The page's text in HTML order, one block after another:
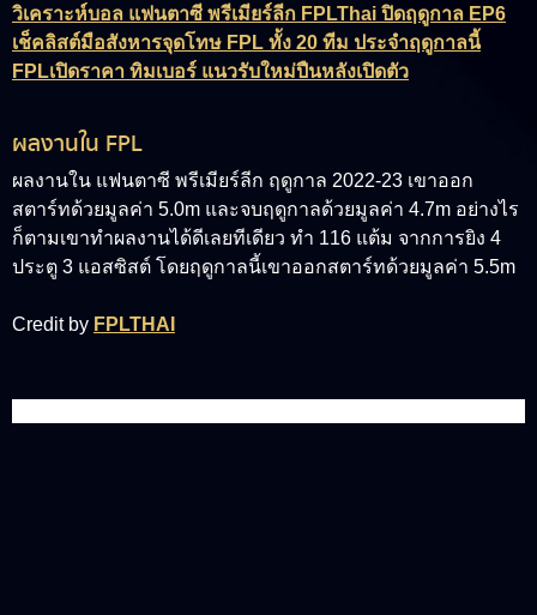
วิเคราะห์บอล แฟนตาซี พรีเมียร์ลีก FPLThai ปิดฤดูกาล EP6
เช็คลิสต์มือสังหารจุดโทษ FPL ทั้ง 20 ทีม ประจำฤดูกาลนี้
FPLเปิดราคา ทิมเบอร์ แนวรับใหม่ปืนหลังเปิดตัว
ผลงานใน FPL
ผลงานใน แฟนตาซี พรีเมียร์ลีก ฤดูกาล 2022-23 เขาออก
สตาร์ทด้วยมูลค่า 5.0m และจบฤดูกาลด้วยมูลค่า 4.7m อย่างไร
ก็ตามเขาทำผลงานได้ดีเลยทีเดียว ทำ 116 แต้ม จากการยิง 4
ประตู 3 แอสซิสต์ โดยฤดูกาลนี้เขาออกสตาร์ทด้วยมูลค่า 5.5m
Credit by FPLTHAI